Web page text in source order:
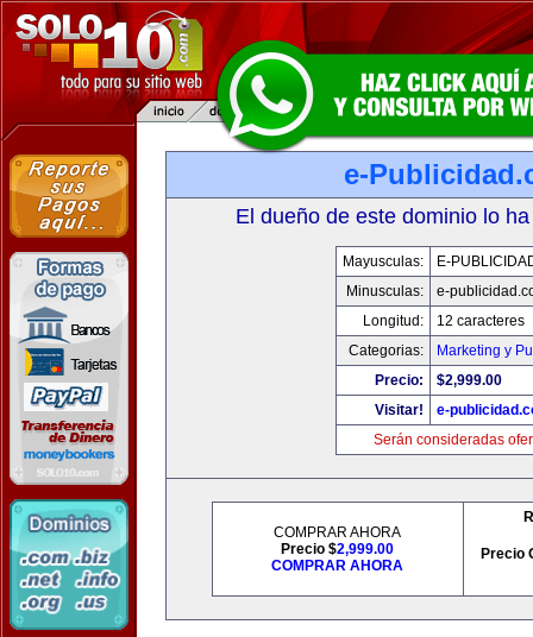
e-
El dueño de este dominio lo
Mayusculas:
E-
Minusculas:
e-
Longitud:
12 caracteres
Categorias:
Marketing y
Precio:
$2,999.00
Visitar!
e-
Serán consideradas
COMPRAR AHORA
Precio $2,999.00
COMPRAR AHORA
Precio